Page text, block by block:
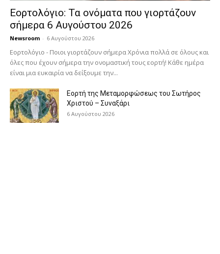
Εορτολόγιο: Τα ονόματα που γιορτάζουν
σήμερα 6 Αυγούστου 2026
Newsroom - 6 Αυγούστου 2026
Εορτολόγιο - Ποιοι γιορτάζουν σήμερα Χρόνια πολλά σε όλους και
όλες που έχουν σήμερα την ονομαστική τους εορτή! Κάθε ημέρα
είναι μια ευκαιρία να δείξουμε την...
Εορτή της Μεταμορφώσεως του Σωτήρος
Χριστού – Συναξάρι
6 Αυγούστου 2026